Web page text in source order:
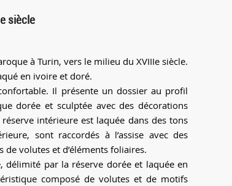
siècle
à Turin, vers le milieu du XVIIIe siècle.
en ivoire et doré.
Il présente un dossier au profil
dorée et sculptée avec des décorations
intérieure est laquée dans des tons
sont raccordés à l’assise avec des
volutes et d’éléments foliaires.
délimité par la réserve dorée et laquée en
composé de volutes et de motifs